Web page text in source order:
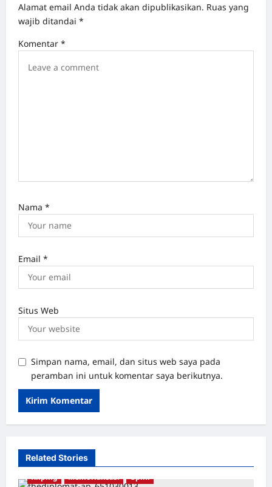
Alamat email Anda tidak akan dipublikasikan. Ruas yang
wajib ditandai *
Komentar *
Nama *
Email *
Situs Web
Simpan nama, email, dan situs web saya pada
peramban ini untuk komentar saya berikutnya.
Related Stories
Kliping
Memorialisasi Opini